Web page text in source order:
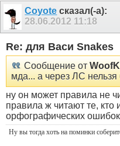
Coyote сказал(-а):
28.06.2012 11:18
Re: для Васи Snakes
Сообщение от
мда... а через ЛС
ну он может правила не
правила ж читают те, кто
орфографических
Ну вы тогда хоть на поминки